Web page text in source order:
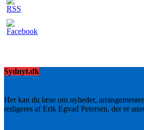
Sydnyt.dk
Her kan du læse om nyheder,
redigeres af Erik Egvad Petersen, der er